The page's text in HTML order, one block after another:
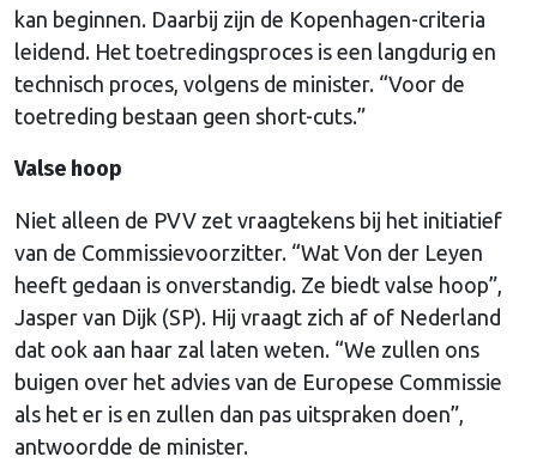
kan beginnen. Daarbij zijn de Kopenhagen-criteria
leidend. Het toetredingsproces is een langdurig en
technisch proces, volgens de minister. “Voor de
toetreding bestaan geen short-cuts.”
Valse hoop
Niet alleen de PVV zet vraagtekens bij het initiatief
van de Commissievoorzitter. “Wat Von der Leyen
heeft gedaan is onverstandig. Ze biedt valse hoop”,
Jasper van Dijk (SP). Hij vraagt zich af of Nederland
dat ook aan haar zal laten weten. “We zullen ons
buigen over het advies van de Europese Commissie
als het er is en zullen dan pas uitspraken doen”,
antwoordde de minister.